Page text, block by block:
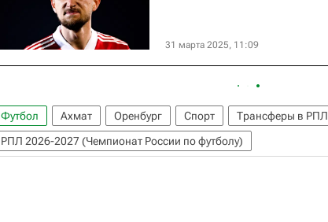
31 марта 2025, 11:09
Футбол Ахмат Оренбург Спорт
Трансферы в РПЛ
РПЛ 2026-2027 (Чемпионат России по футболу)